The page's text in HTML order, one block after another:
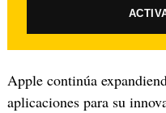
Apple continúa
aplicaciones para su